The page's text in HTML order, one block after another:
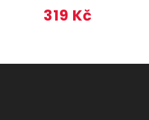
319 Kč